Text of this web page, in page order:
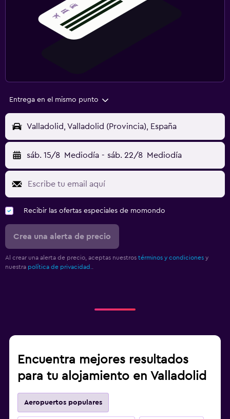
Entrega en el mismo punto
Valladolid, Valladolid (Provincia), España
sáb. 15/8 Mediodía - sáb. 22/8 Mediodía
Recibir las ofertas especiales de momondo
Crea una alerta de precio
Al crear una alerta de precio, aceptas nuestros términos y condiciones y
nuestra política de privacidad..
Encuentra mejores resultados
para tu alojamiento en Valladolid
Aeropuertos populares